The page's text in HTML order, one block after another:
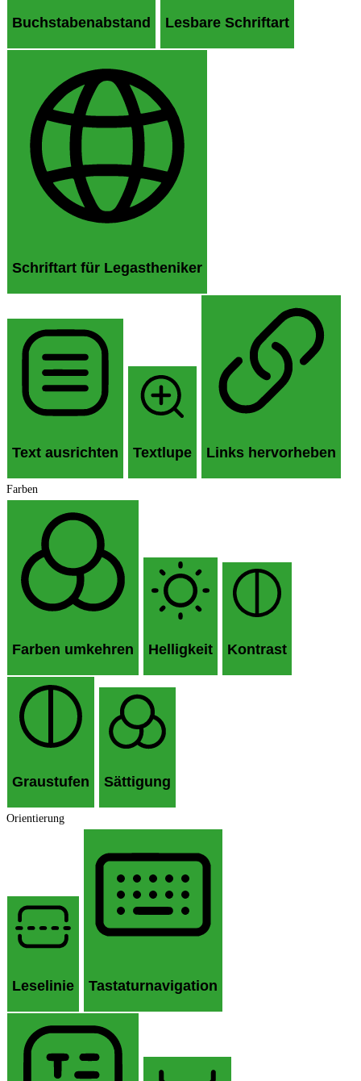
Buchstabenabstand Lesbare Schriftart
Schriftart für Legastheniker
Text ausrichten Textlupe Links hervorheben
Farben
Farben umkehren Helligkeit Kontrast
Graustufen Sättigung
Orientierung
Leselinie Tastaturnavigation